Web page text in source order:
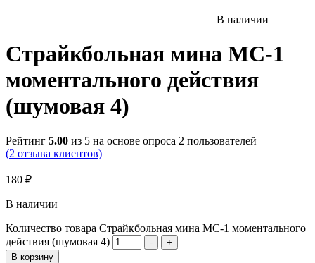
В наличии
Страйкбольная мина МС-1
моментального действия
(шумовая 4)
Рейтинг 5.00 из 5 на основе опроса 2 пользователей
(2 отзыва клиентов)
180 ₽
В наличии
Количество товара Страйкбольная мина МС-1 моментального
действия (шумовая 4)
-
+
В корзину